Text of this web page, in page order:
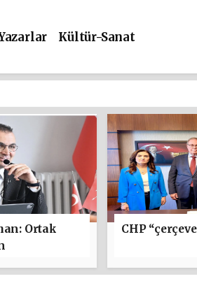
Kültür-Sanat
Ortak
CHP